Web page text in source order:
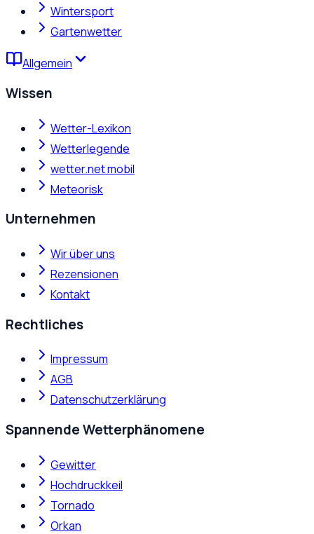
Wintersport
Gartenwetter
Allgemein
Wissen
Wetter-Lexikon
Wetterlegende
wetter.net mobil
Meteorisk
Unternehmen
Wir über uns
Rezensionen
Kontakt
Rechtliches
Impressum
AGB
Datenschutzerklärung
Spannende Wetterphänomene
Gewitter
Hochdruckkeil
Tornado
Orkan